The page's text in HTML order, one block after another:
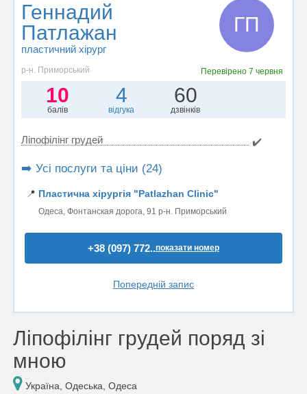
Геннадий
Патлажан
пластичний хірург
ГП
р-н. Приморський Перевірено 7 червня
10
балів
4
відгука
60
дзвінків
Ліпофілінг грудей ✔️
➡️ Усі послуги та ціни (24)
📍 Пластична хірургія "Patlazhan Clinic"
Одеса, Фонтанская дорога, 91 р-н. Приморський
+38 (097) 772..показати номер
Попередній запис
Ліпофілінг грудей поряд зі
мною
Україна, Одеська, Одеса